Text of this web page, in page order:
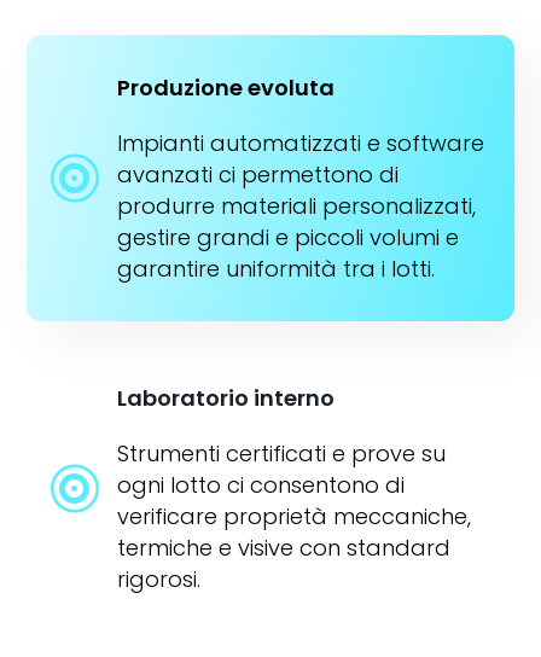

Produzione evoluta
Impianti automatizzati e software
avanzati ci permettono di
produrre materiali personalizzati,
gestire grandi e piccoli volumi e
garantire uniformità tra i lotti.

Laboratorio interno
Strumenti certificati e prove su
ogni lotto ci consentono di
verificare proprietà meccaniche,
termiche e visive con standard
rigorosi.